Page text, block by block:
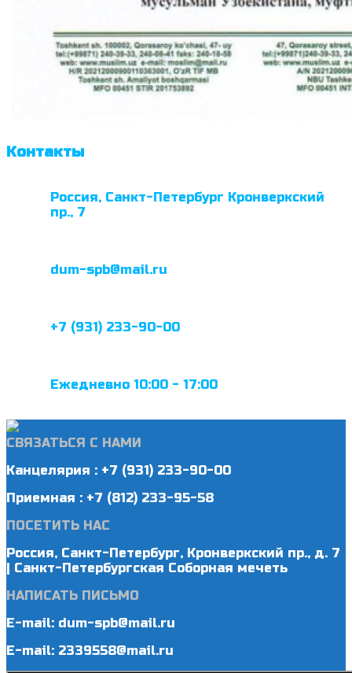
Контакты
Россия, Санкт-Петербург Кронверкский
пр., 7
dum-spb@mail.ru
+7 (931) 233-90-00
Ежедневно 10:00 - 17:00
СВЯЗАТЬСЯ С НАМИ
Канцелярия : +7 (931) 233-90-00
Приемная : +7 (812) 233-95-58
ПОСЕТИТЬ НАС
Россия, Санкт-Петербург, Кронверкский пр., д. 7
| Санкт-Петербургская Соборная мечеть
НАПИСАТЬ ПИСЬМО
E-mail: dum-spb@mail.ru
E-mail: 2339558@mail.ru